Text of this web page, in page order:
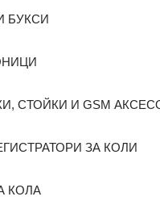
БУКСИ
СТОЙКИ И GSM
ЗА КОЛИ
КОЛА